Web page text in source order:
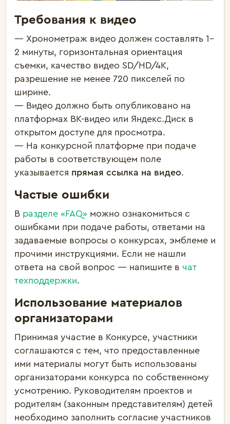
Требования к видео
— Хронометраж видео должен составлять 1–
2 минуты, горизонтальная ориентация
съемки, качество видео SD/HD/4K,
разрешение не менее 720 пикселей по
ширине.
— Видео должно быть опубликовано на
платформах ВК-видео или Яндекс.Диск в
открытом доступе для просмотра.
— На конкурсной платформе при подаче
работы в соответствующем поле
указывается прямая ссылка на видео.
Частые ошибки
В разделе «FAQ» можно ознакомиться с
ошибками при подаче работы, ответами на
задаваемые вопросы о конкурсах, эмблеме и
прочими инструкциями. Если не нашли
ответа на свой вопрос — напишите в чат
техподдержки.
Использование материалов
организаторами
Принимая участие в Конкурсе, участники
соглашаются с тем, что предоставленные
ими материалы могут быть использованы
организаторами конкурса по собственному
усмотрению. Руководителям проектов и
родителям (законным представителям) детей
необходимо заполнить согласие участников